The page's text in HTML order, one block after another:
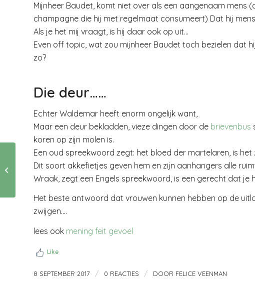
Mijnheer Baudet, komt niet over als een aangenaam mens
champagne die hij met regelmaat consumeert) Dat hij
Als je het mij vraagt, is hij daar ook op uit…
Even off topic, wat zou mijnheer Baudet toch bezielen dat
zo?
Die deur……
Echter Waldemar heeft enorm ongelijk want,
Maar een deur bekladden, vieze dingen door de brievenbus
koren op zijn molen is.
Een oud spreekwoord zegt: het bloed der martelaren, is het
Dit soort akkefietjes geven hem en zijn aanhangers alle
Wraak, zegt een Engels spreekwoord, is een gerecht dat je
Het beste antwoord dat vrouwen kunnen hebben op de
zwijgen….
lees ook mening feit gevoel
Like
8 SEPTEMBER 2017 / 0 REACTIES / DOOR FELICE VEENMAN
Soms heb ik last van
mijn Calimero.